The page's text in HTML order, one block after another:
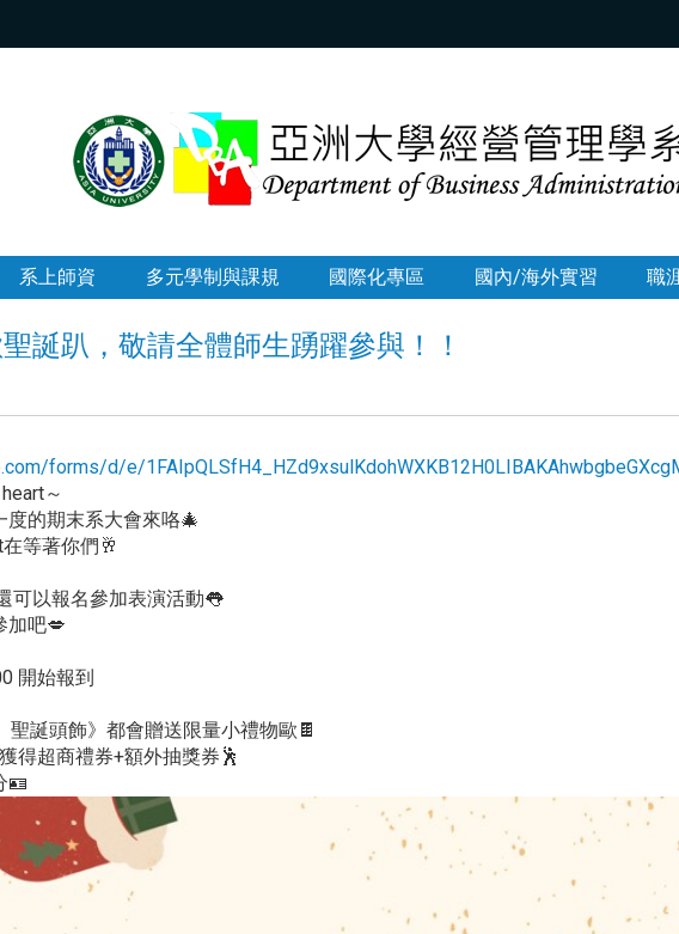
系上師資 多元學制與課規 國際化專區 國內/海外實習 職
誕趴，敬請全體師生踴躍參與！！
forms/d/e/
～
的期末系大會來咯🎄
等著你們🥂
可以報名參加表演活動👅
加吧💋
開始報到
誕頭飾》都會贈送限量小禮物歐🍫
得超商禮券+額外抽獎券🕺
🪪